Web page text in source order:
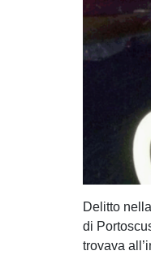
Delitto
di
trovava